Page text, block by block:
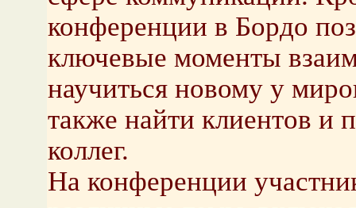
конференции в Бордо
ключевые моменты
научиться новому у
также найти клиентов и
коллег.
На конференции